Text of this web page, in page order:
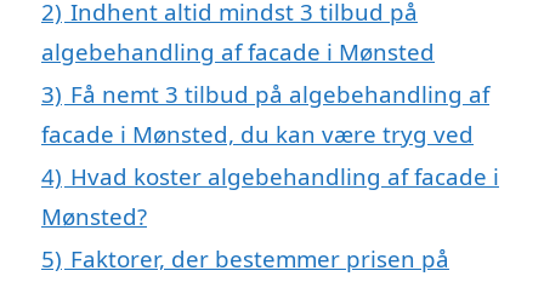
2) Indhent altid mindst 3 tilbud på
algebehandling af facade i Mønsted
3) Få nemt 3 tilbud på algebehandling af
facade i Mønsted, du kan være tryg ved
4) Hvad koster algebehandling af facade i
Mønsted?
5) Faktorer, der bestemmer prisen på